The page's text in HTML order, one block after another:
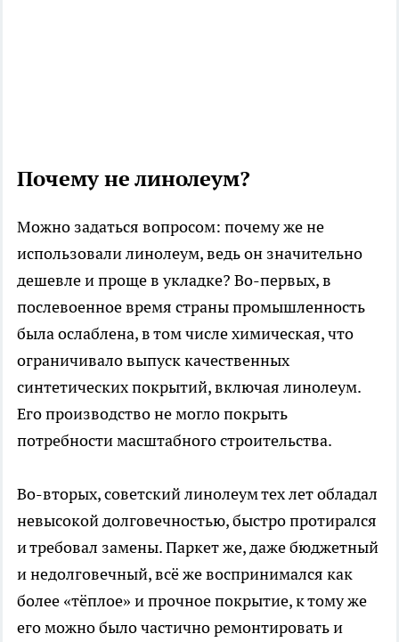
Почему не линолеум?
Можно задаться вопросом: почему же не
использовали линолеум, ведь он значительно
дешевле и проще в укладке? Во-первых, в
послевоенное время страны промышленность
была ослаблена, в том числе химическая, что
ограничивало выпуск качественных
синтетических покрытий, включая линолеум.
Его производство не могло покрыть
потребности масштабного строительства.
Во-вторых, советский линолеум тех лет обладал
невысокой долговечностью, быстро протирался
и требовал замены. Паркет же, даже бюджетный
и недолговечный, всё же воспринимался как
более «тёплое» и прочное покрытие, к тому же
его можно было частично ремонтировать и